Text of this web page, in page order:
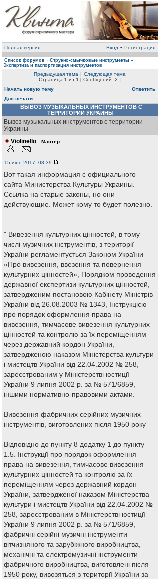
Полная версия Вход • Регистрация
Список форумов » Струнно-смычковые инструменты »
Экспертиза и паспортизация инструментов
Предыдущая тема | Следующая тема
Страница 1 из 1 [ Сообщений: 2 ]
Начать новую тему
Ответить
Для печати
ВЫВОЗ МУЗЫКАЛЬНЫХ ИНСТРУМЕНТОВ С
ТЕРРИТОРИИ УКРАИНЫ
Вывоз музыкальных инструментов с территории
Украины
Violinello - Мастер
15 июн 2017, 08:39
Вот такая информация с официального
сайта Министерства Культуры Украины.
Ссылка на старые законы, но они
действующие. Может кому то будет полезно.
" Вивезення культурних цінностей, в тому
числі музичних інструментів, з території
України регламентується Законом України
«Про вивезення, ввезення та повернення
культурних цінностей», Порядком проведення
державної експертизи культурних цінностей,
затвердженим постановою Кабінету Міністрів
України від 26.08.2003 № 1343, Інструкцією
про порядок оформлення права на
вивезення, тимчасове вивезення культурних
цінностей та контролю за їх переміщенням
через державний кордон України,
затвердженою наказом Міністерства культури
і мистецтв України від 22.04.2002 № 258,
зареєстрованим у Міністерстві юстиції
України 9 липня 2002 р. за № 571/6859,
іншими нормативно-правовими актами.
Вивезення фабричних серійних музичних
інструментів, виготовлених після 1950 року
Відповідно до пункту 8 додатку 1 до пункту
1.5. Інструкції про порядок оформлення
права на вивезення, тимчасове вивезення
культурних цінностей та контролю за їх
переміщенням через державний кордон
України, затвердженої наказом Міністерства
культури і мистецтв України від 22.04.2002 №
258, зареєстрованим в Міністерстві юстиції
України 9 липня 2002 р. за № 571/6859,
фабричні серійні музичні інструменти
вітчизняного та зарубіжного виробництва,
механічні та електромузичні інструменти
фабричного виробництва, виготовлені після
1950 року, вивозяться з території України за